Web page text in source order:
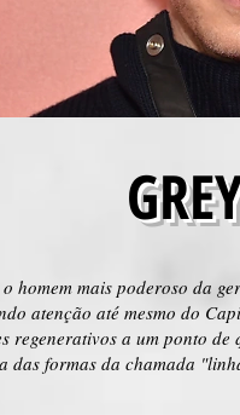
homem mais poderoso da
atenção até mesmo do
regenerativos a um ponto
das formas da chamada